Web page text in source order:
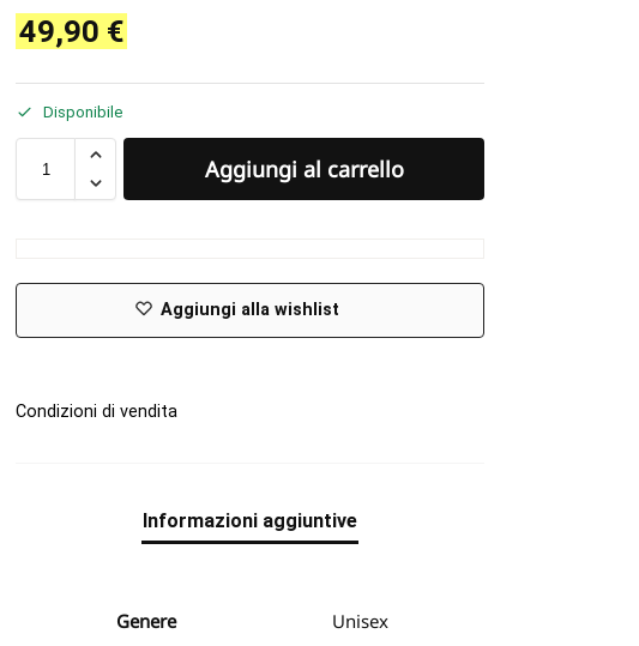
49,90 €
Disponibile
Aggiungi al carrello
Aggiungi alla wishlist
Condizioni di vendita
Informazioni aggiuntive
Genere Unisex